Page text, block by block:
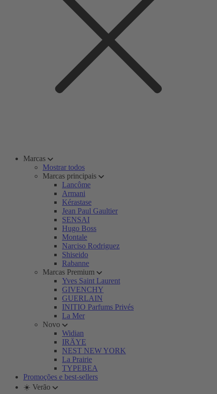
Marcas
Mostrar todos
Marcas principais
Lancôme
Armani
Kérastase
Jean Paul Gaultier
SENSAI
Hugo Boss
Montale
Narciso Rodriguez
Shiseido
Rabanne
Marcas Premium
Yves Saint Laurent
GIVENCHY
GUERLAIN
INITIO Parfums Privés
La Mer
Novo
Widian
IRÄYE
NEST NEW YORK
La Prairie
TYPEBEA
Promoções e best-sellers
☀️ Verão